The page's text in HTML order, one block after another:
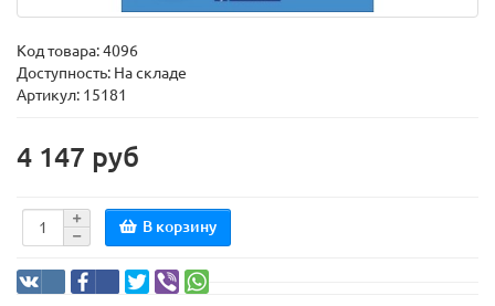
Код товара:4096
Доступность: На складе
Артикул: 15181
4 147 руб
В корзину